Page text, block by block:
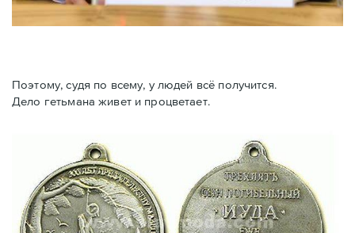
Поэтому, судя по всему, у людей всё получится.
Дело гетьмана живет и процветает.